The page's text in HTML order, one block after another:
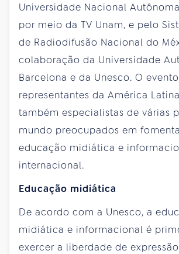
Universidade Nacional
por meio da TV Unam, e pelo
de Radiodifusão Nacional do
colaboração da Universidade
Barcelona e da Unesco. O
representantes da América
também especialistas de várias
mundo preocupados em
educação midiática e
internacional.
Educação midiática
De acordo com a Unesco, a
midiática e informacional é
exercer a liberdade de